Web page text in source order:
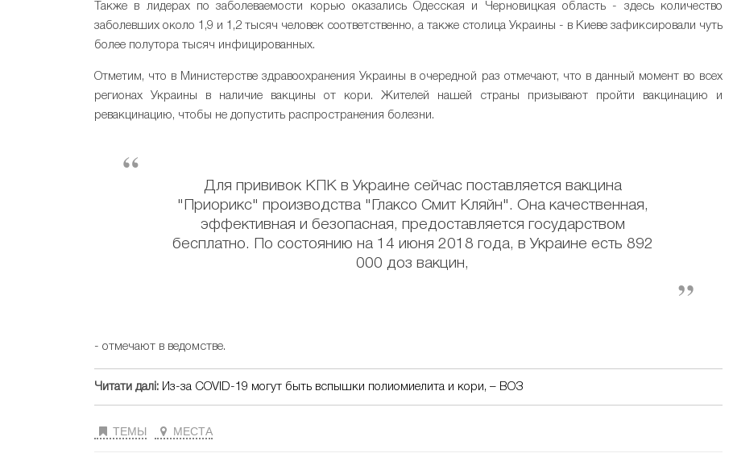
Также в лидерах по заболеваемости корью оказались Одесская и Черновицкая область - здесь количество
заболевших около 1,9 и 1,2 тысяч человек соответственно, а также столица Украины - в Киеве зафиксировали чуть
более полутора тысяч инфицированных.
Отметим, что в Министерстве здравоохранения Украины в очередной раз отмечают, что в данный момент во всех
регионах Украины в наличие вакцины от кори. Жителей нашей страны призывают пройти вакцинацию и
ревакцинацию, чтобы не допустить распространения болезни.
Для прививок КПК в Украине сейчас поставляется вакцина
"Приорикс" производства "Глаксо Смит Кляйн". Она качественная,
эффективная и безопасная, предоставляется государством
бесплатно. По состоянию на 14 июня 2018 года, в Украине есть 892
000 доз вакцин,
- отмечают в ведомстве.
Читати далі: Из-за COVID-19 могут быть вспышки полиомиелита и кори, – ВОЗ
ТЕМЫ МЕСТА